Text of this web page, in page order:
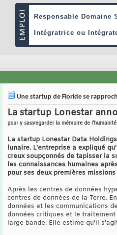
Une startup de Floride se
La startup Lonestar
pour y sauvegarder la mémoire de
La startup Lonestar Data
lunaire. L'entreprise a expliqué
creux soupçonnés de tapisser la
les connaissances humaines
pour ses deux premières
Après les centres de données
centres de données de la Terre.
données et les communications
données critiques et le
large bande. Elle estime qu'il